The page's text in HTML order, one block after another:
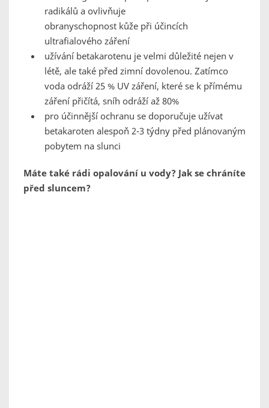
radikálů a ovlivňuje
obranyschopnost kůže při účincích
ultrafialového záření
užívání betakarotenu je velmi důležité nejen v
létě, ale také před zimní dovolenou. Zatímco
voda odráží 25 % UV záření, které se k přímému
záření přičítá, sníh odráží až 80%
pro účinnější ochranu se doporučuje užívat
betakaroten alespoň 2-3 týdny před plánovaným
pobytem na slunci
Máte také rádi opalování u vody? Jak se chráníte
před sluncem?